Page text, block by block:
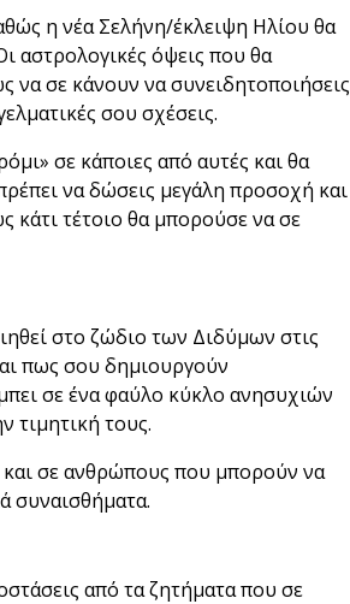
η νέα Σελήνη/έκλειψη Ηλίου θα
αστρολογικές όψεις που θα
να σε κάνουν να συνειδητοποιήσεις
σου σχέσεις.
σε κάποιες από αυτές και θα
να δώσεις μεγάλη προσοχή και
κάτι τέτοιο θα μπορούσε να σε
στο ζώδιο των Διδύμων στις
πως σου δημιουργούν
σε ένα φαύλο κύκλο ανησυχιών
τιμητική τους.
και σε ανθρώπους που μπορούν να
συναισθήματα.
από τα ζητήματα που σε